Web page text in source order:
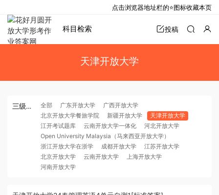
科目检索 投稿
天津开放大学
三级分
全部 广东开放大学
广西开放大学
北京开放大学餐旅学院
新疆开放大学
天津开放大学
江开考试题库
云南开放大学一体化
河北开放大学
Open University Malaysia（马来西亚开放大学）
浙江开放大学在浙学
成都开放大学
江苏开放大学
北京开放大学
云南开放大学
上海开放大学
河南开放大学
点击浏览器地址栏的⭐图标收藏本页